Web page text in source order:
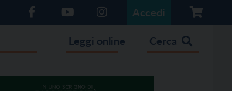
Accedi
Leggi online Cerca